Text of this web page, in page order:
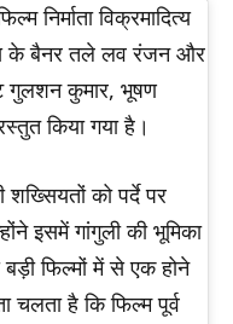
निर्माता विक्रमादित्य
के बैनर तले लव रंजन और
गुलशन कुमार, भूषण
किया गया है।
को पर्दे पर
इसमें गांगुली की भूमिका
फिल्मों में से एक होने
चलता है कि फिल्म पूर्व